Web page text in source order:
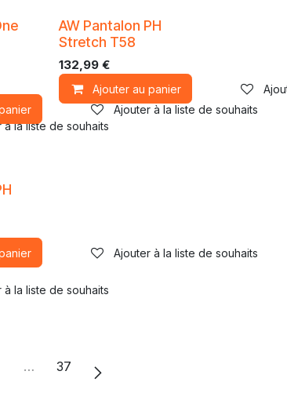
à la liste de souhaits
Ajouter à la liste de souhaits
AW Pantalon PH
Stretch T58
132,99€
Ajouter au panier
à la liste de souhaits
Ajouter à la liste de souhaits
… 37